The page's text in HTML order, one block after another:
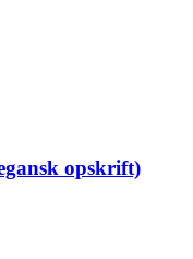
opskrift)